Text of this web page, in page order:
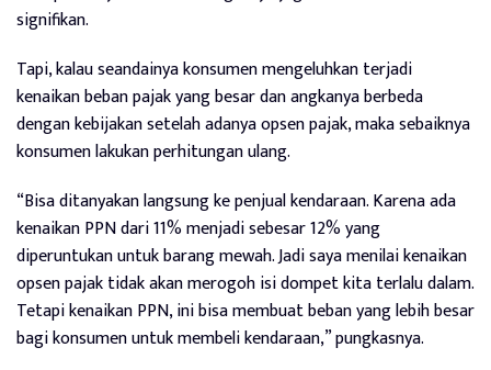
signifikan.
Tapi, kalau seandainya konsumen mengeluhkan terjadi
kenaikan beban pajak yang besar dan angkanya berbeda
dengan kebijakan setelah adanya opsen pajak, maka sebaiknya
konsumen lakukan perhitungan ulang.
“Bisa ditanyakan langsung ke penjual kendaraan. Karena ada
kenaikan PPN dari 11% menjadi sebesar 12% yang
diperuntukan untuk barang mewah. Jadi saya menilai kenaikan
opsen pajak tidak akan merogoh isi dompet kita terlalu dalam.
Tetapi kenaikan PPN, ini bisa membuat beban yang lebih besar
bagi konsumen untuk membeli kendaraan,” pungkasnya.